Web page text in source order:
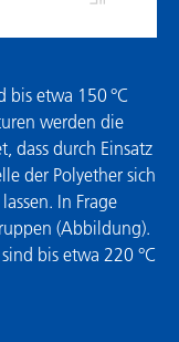
bis etwa 150 °C
werden die
dass durch Einsatz
der Polyether sich
In Frage
(Abbildung).
bis etwa 220 °C